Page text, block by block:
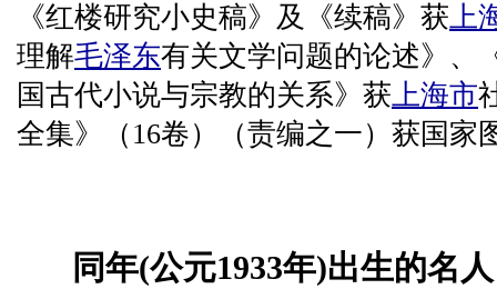
《红楼研究小史稿》及《续稿》获上
理解毛泽东有关文学问题的论述》、
国古代小说与宗教的关系》获上海市
全集》（16卷）（责编之一）获国家
同年(公元1933年)出生的名